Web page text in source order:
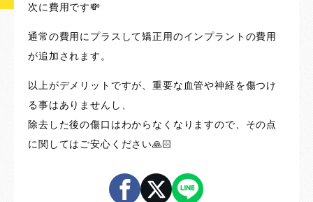
次に費用です💸
通常の費用にプラスして矯正用のインプラントの費用
が追加されます。
以上がデメリットですが、重要な血管や神経を傷つけ
る事はありませんし、
除去した後の傷口はわからなくなりますので、その点
に関してはご安心ください🙏🏻